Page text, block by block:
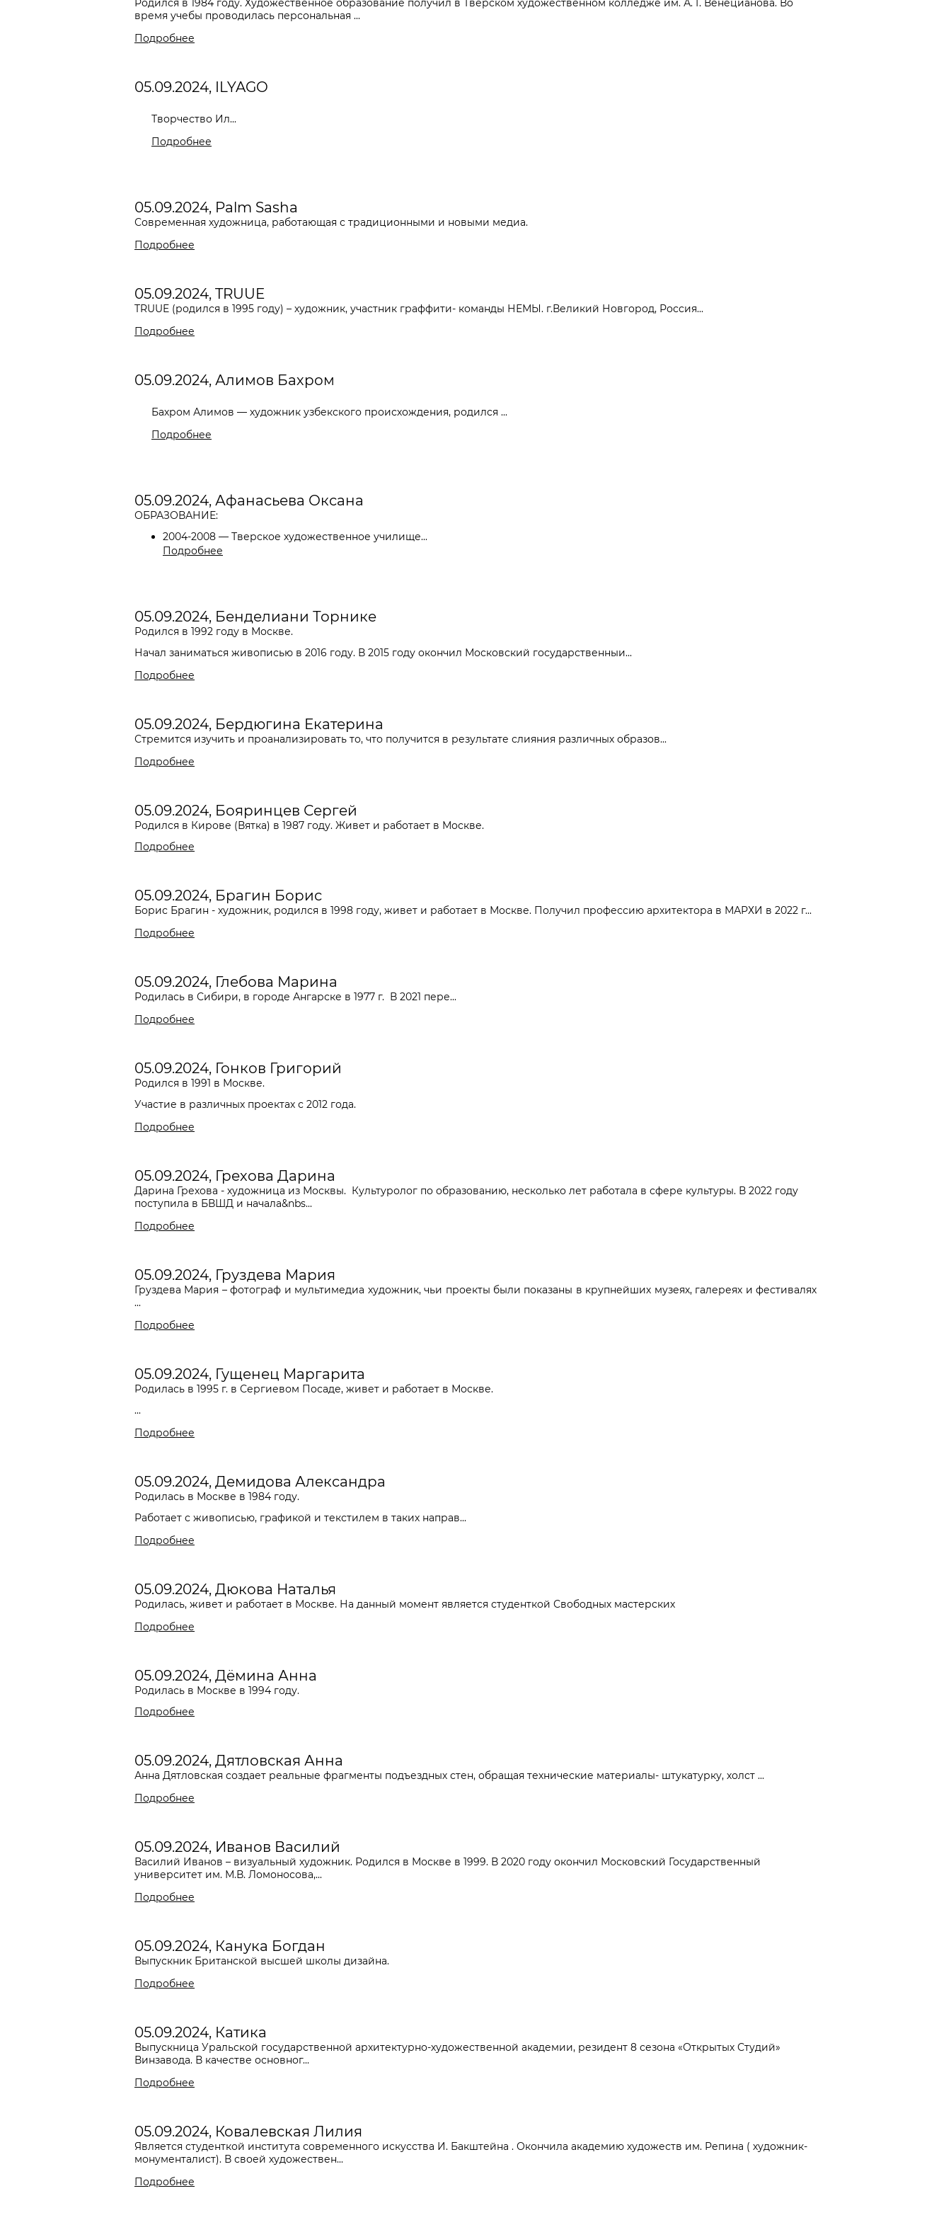
Родился в 1984 году. Художественное образование получил в Тверском художественном колледже им. А. Г. Венецианова. Во
время учебы проводилась персональная ...
Подробнее
05.09.2024, ILYAGO
Творчество Ил...
Подробнее
05.09.2024, Palm Sasha
Современная художница, работающая с традиционными и новыми медиа.
Подробнее
05.09.2024, TRUUE
TRUUE (родился в 1995 году) – художник, участник граффити- команды НЕМЫ. г.Великий Новгород, Россия...
Подробнее
05.09.2024, Алимов Бахром
Бахром Алимов — художник узбекского происхождения, родился ...
Подробнее
05.09.2024, Афанасьева Оксана
ОБРАЗОВАНИЕ:
2004-2008 — Тверское художественное училище...
Подробнее
05.09.2024, Бенделиани Торнике
Родился в 1992 году в Москве.
Начал заниматься живописью в 2016 году. В 2015 году окончил Московский государственныи...
Подробнее
05.09.2024, Бердюгина Екатерина
Стремится изучить и проанализировать то, что получится в результате слияния различных образов...
Подробнее
05.09.2024, Бояринцев Сергей
Родился в Кирове (Вятка) в 1987 году. Живет и работает в Москве.
Подробнее
05.09.2024, Брагин Борис
Борис Брагин - художник, родился в 1998 году, живет и работает в Москве. Получил профессию архитектора в МАРХИ в 2022 г...
Подробнее
05.09.2024, Глебова Марина
Родилась в Сибири, в городе Ангарске в 1977 г. В 2021 пере...
Подробнее
05.09.2024, Гонков Григорий
Родился в 1991 в Москве.
Участие в различных проектах с 2012 года.
Подробнее
05.09.2024, Грехова Дарина
Дарина Грехова - художница из Москвы. Культуролог по образованию, несколько лет работала в сфере культуры. В 2022 году
поступила в БВШД и начала&nbs...
Подробнее
05.09.2024, Груздева Мария
Груздева Мария – фотограф и мультимедиа художник, чьи проекты были показаны в крупнейших музеях, галереях и фестивалях
...
Подробнее
05.09.2024, Гущенец Маргарита
Родилась в 1995 г. в Сергиевом Посаде, живет и работает в Москве.
...
Подробнее
05.09.2024, Демидова Александра
Родилась в Москве в 1984 году.
Работает с живописью, графикой и текстилем в таких направ...
Подробнее
05.09.2024, Дюкова Наталья
Родилась, живет и работает в Москве. На данный момент является студенткой Свободных мастерских
Подробнее
05.09.2024, Дёмина Анна
Родилась в Москве в 1994 году.
Подробнее
05.09.2024, Дятловская Анна
Анна Дятловская создает реальные фрагменты подъездных стен, обращая технические материалы- штукатурку, холст ...
Подробнее
05.09.2024, Иванов Василий
Василий Иванов – визуальный художник. Родился в Москве в 1999. В 2020 году окончил Московский Государственный
университет им. М.В. Ломоносова,...
Подробнее
05.09.2024, Канука Богдан
Выпускник Британской высшей школы дизайна.
Подробнее
05.09.2024, Катика
Выпускница Уральской государственной архитектурно-художественной академии, резидент 8 сезона «Открытых Студий»
Винзавода. В качестве основног...
Подробнее
05.09.2024, Ковалевская Лилия
Является студенткой института современного искусства И. Бакштейна . Окончила академию художеств им. Репина ( художник-
монументалист). В своей художествен...
Подробнее